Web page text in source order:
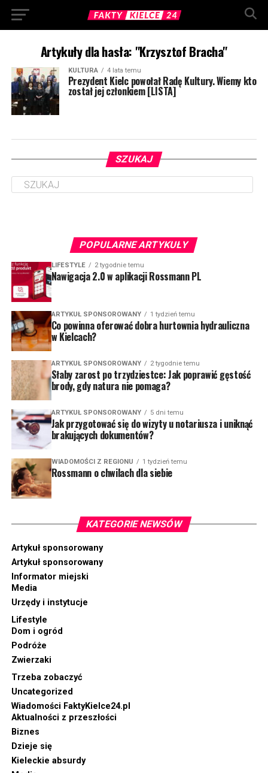
Artykuły dla hasła: "Krzysztof Bracha"
KULTURA 4 lata temu
Prezydent Kielc powołał Radę Kultury. Wiemy kto
został jej członkiem [LISTA]
SZUKAJ
POPULARNE ARTYKUŁY
LIFESTYLE 2 tygodnie temu
Nawigacja 2.0 w aplikacji Rossmann PL
ARTYKUŁ SPONSOROWANY 1 tydzień temu
Co powinna oferować dobra hurtownia hydrauliczna
w Kielcach?
ARTYKUŁ SPONSOROWANY 2 tygodnie temu
Słaby zarost po trzydziestce: Jak poprawić gęstość
brody, gdy natura nie pomaga?
ARTYKUŁ SPONSOROWANY 5 dni temu
Jak przygotować się do wizyty u notariusza i uniknąć
brakujących dokumentów?
WIADOMOŚCI Z REGIONU 1 tydzień temu
Rossmann o chwilach dla siebie
KATEGORIE NEWSÓW
Artykuł sponsorowany
Artykuł sponsorowany
Informator miejski
Media
Urzędy i instytucje
Lifestyle
Dom i ogród
Podróże
Zwierzaki
Trzeba zobaczyć
Uncategorized
Wiadomości FaktyKielce24.pl
Aktualności z przeszłości
Biznes
Dzieje się
Kieleckie absurdy